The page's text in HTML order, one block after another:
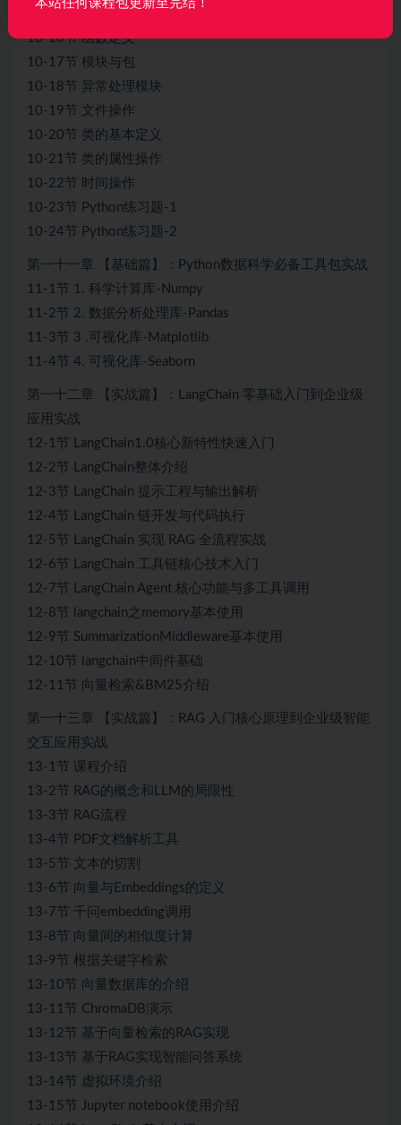
10-16节 函数定义
10-17节 模块与包
10-18节 异常处理模块
10-19节 文件操作
10-20节 类的基本定义
10-21节 类的属性操作
10-22节 时间操作
10-23节 Python练习题-1
10-24节 Python练习题-2
第一十一章 【基础篇】：Python数据科学必备工具包实战
11-1节 1. 科学计算库-Numpy
11-2节 2. 数据分析处理库-Pandas
11-3节 3 .可视化库-Matplotlib
11-4节 4. 可视化库-Seaborn
第一十二章 【实战篇】：LangChain 零基础入门到企业级
应用实战
12-1节 LangChain1.0核心新特性快速入门
12-2节 LangChain整体介绍
12-3节 LangChain 提示工程与输出解析
12-4节 LangChain 链开发与代码执行
12-5节 LangChain 实现 RAG 全流程实战
12-6节 LangChain 工具链核心技术入门
12-7节 LangChain Agent 核心功能与多工具调用
12-8节 langchain之memory基本使用
12-9节 SummarizationMiddleware基本使用
12-10节 langchain中间件基础
12-11节 向量检索&BM25介绍
第一十三章 【实战篇】：RAG 入门核心原理到企业级智能
交互应用实战
13-1节 课程介绍
13-2节 RAG的概念和LLM的局限性
13-3节 RAG流程
13-4节 PDF文档解析工具
13-5节 文本的切割
13-6节 向量与Embeddings的定义
13-7节 千问embedding调用
13-8节 向量间的相似度计算
13-9节 根据关键字检索
13-10节 向量数据库的介绍
13-11节 ChromaDB演示
13-12节 基于向量检索的RAG实现
13-13节 基于RAG实现智能问答系统
13-14节 虚拟环境介绍
13-15节 Jupyter notebook使用介绍
本站任何课程包更新至完结！